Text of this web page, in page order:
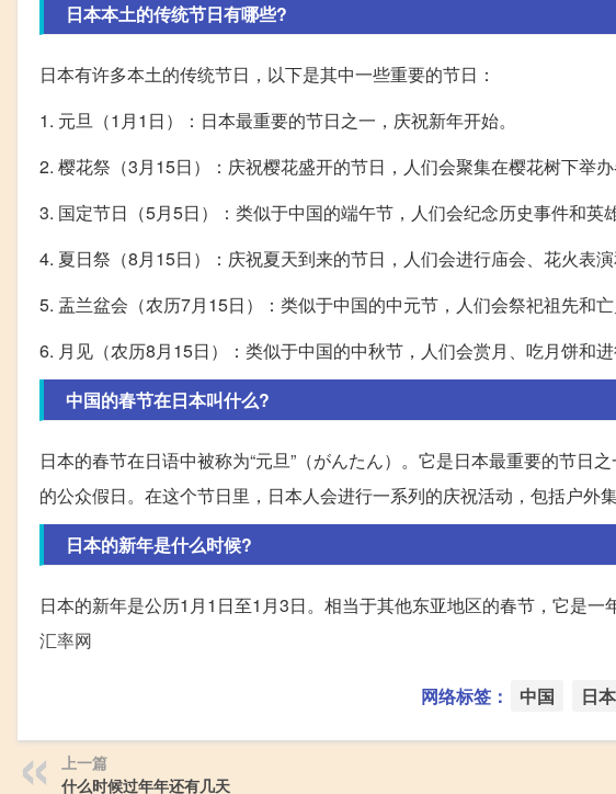
日本本土的传统节日有哪些?
日本有许多本土的传统节日，以下是其中一些重要的节日：
1. 元旦（1月1日）：日本最重要的节日之一，庆祝新年开始。
2. 樱花祭（3月15日）：庆祝樱花盛开的节日，人们会聚集在樱花树下举办
3. 国定节日（5月5日）：类似于中国的端午节，人们会纪念历史事件和英雄
4. 夏日祭（8月15日）：庆祝夏天到来的节日，人们会进行庙会、花火表演
5. 盂兰盆会（农历7月15日）：类似于中国的中元节，人们会祭祀祖先和亡
6. 月见（农历8月15日）：类似于中国的中秋节，人们会赏月、吃月饼和进
中国的春节在日本叫什么?
日本的春节在日语中被称为“元旦”（がんたん）。它是日本最重要的节日
的公众假日。在这个节日里，日本人会进行一系列的庆祝活动，包括户外
日本的新年是什么时候?
日本的新年是公历1月1日至1月3日。相当于其他东亚地区的春节，它是
汇率网
网络标签： 中国 日本
上一篇
什么时候过年年还有几天